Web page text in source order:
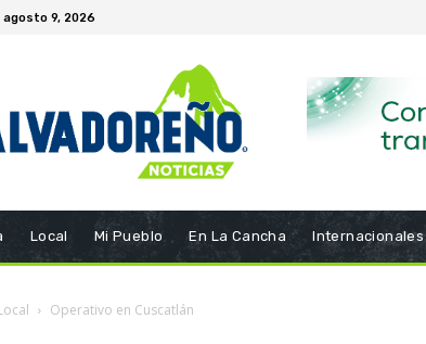
agosto 9, 2026
Local Mi Pueblo En La Cancha Internacionales
Operativo en Cuscatlán